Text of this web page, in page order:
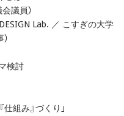
員）
Lab. ／ こすぎの大学
検討
組み』づくり」